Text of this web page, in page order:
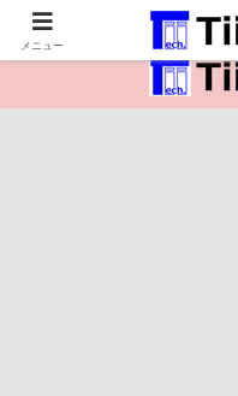
医療保健・生
メニュー